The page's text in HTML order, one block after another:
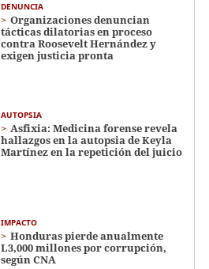
DENUNCIA
Organizaciones denuncian
tácticas dilatorias en proceso
contra Roosevelt Hernández y
exigen justicia pronta
AUTOPSIA
Asfixia: Medicina forense revela
hallazgos en la autopsia de Keyla
Martínez en la repetición del juicio
IMPACTO
Honduras pierde anualmente
L3,000 millones por corrupción,
según CNA